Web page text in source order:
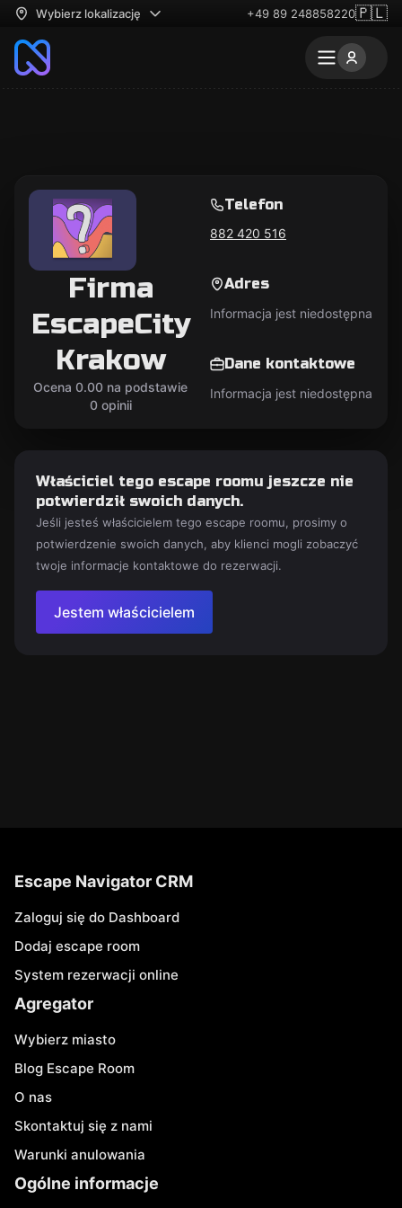
Wybierz lokalizację +49 89 248858220🇵🇱
Firma
EscapeCity
Krakow
Ocena 0.00 na podstawie
0 opinii
Telefon
882 420 516
Adres
Informacja jest niedostępna
Dane kontaktowe
Informacja jest niedostępna
Właściciel tego escape roomu jeszcze nie
potwierdził swoich danych.
Jeśli jesteś właścicielem tego escape roomu, prosimy o
potwierdzenie swoich danych, aby klienci mogli zobaczyć
twoje informacje kontaktowe do rezerwacji.
Jestem właścicielem
Escape Navigator CRM
Zaloguj się do Dashboard
Dodaj escape room
System rezerwacji online
Agregator
Wybierz miasto
Blog Escape Room
O nas
Skontaktuj się z nami
Warunki anulowania
Ogólne informacje